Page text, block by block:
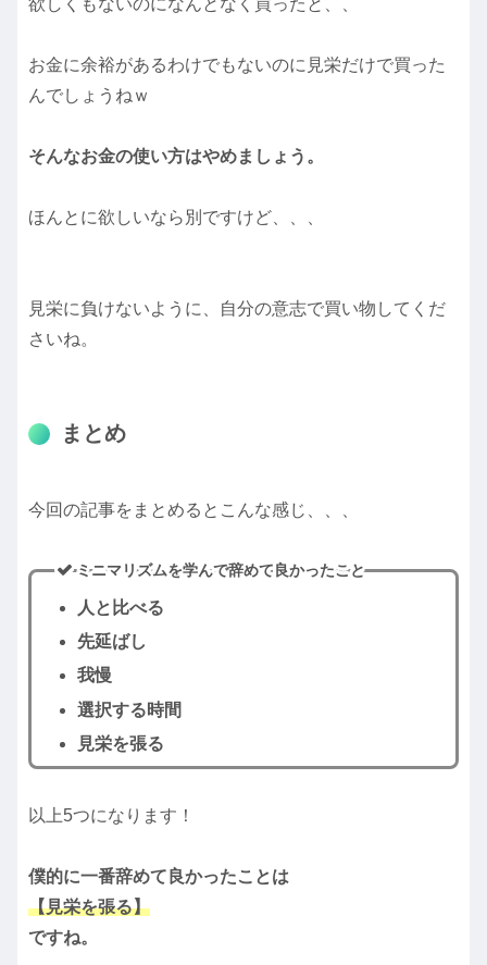
欲しくもないのになんとなく買ったと、、
お金に余裕があるわけでもないのに見栄だけで買った
んでしょうねｗ
そんなお金の使い方はやめましょう。
ほんとに欲しいなら別ですけど、、、
見栄に負けないように、自分の意志で買い物してくだ
さいね。
まとめ
今回の記事をまとめるとこんな感じ、、、
ミニマリズムを学んで辞めて良かったこと
人と比べる
先延ばし
我慢
選択する時間
見栄を張る
以上5つになります！
僕的に一番辞めて良かったことは
【見栄を張る】
ですね。